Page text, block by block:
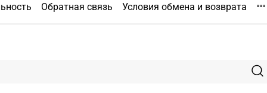
Обратная связь Условия обмена и возврата